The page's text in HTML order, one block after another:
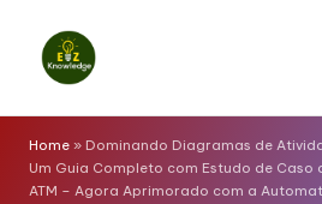
z
K
Home » Dominando Diagramas de
Um Guia Completo com Estudo de Caso
ATM – Agora Aprimorado com a